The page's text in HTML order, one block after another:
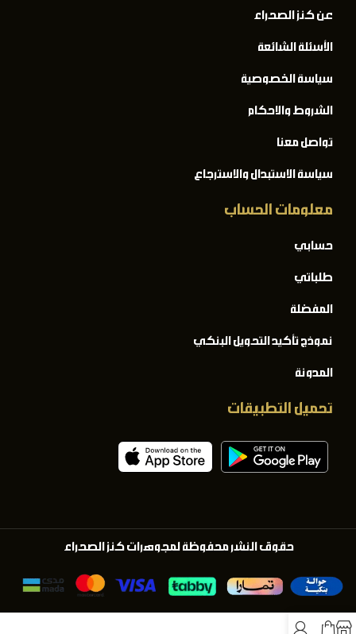
عن كنز الصحراء
الأسئلة الشائعة
سياسة الخصوصية
الشروط والاحكام
تواصل معنا
سياسة الاستبدال والاسترجاع
معلومات الحساب
حسابي
طلباتي
المفضلة
نموذج تأكيد التحويل البنكي
المدونة
تحميل التطبيقات
حقوق النشر محفوظة لمجوهرات كنز الصحراء